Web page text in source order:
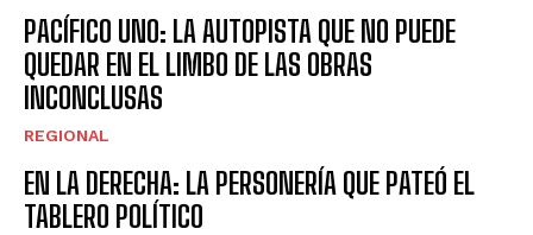
PACÍFICO UNO: LA AUTOPISTA QUE NO PUEDE
QUEDAR EN EL LIMBO DE LAS OBRAS
INCONCLUSAS
REGIONAL
EN LA DERECHA: LA PERSONERÍA QUE PATEÓ EL
TABLERO POLÍTICO